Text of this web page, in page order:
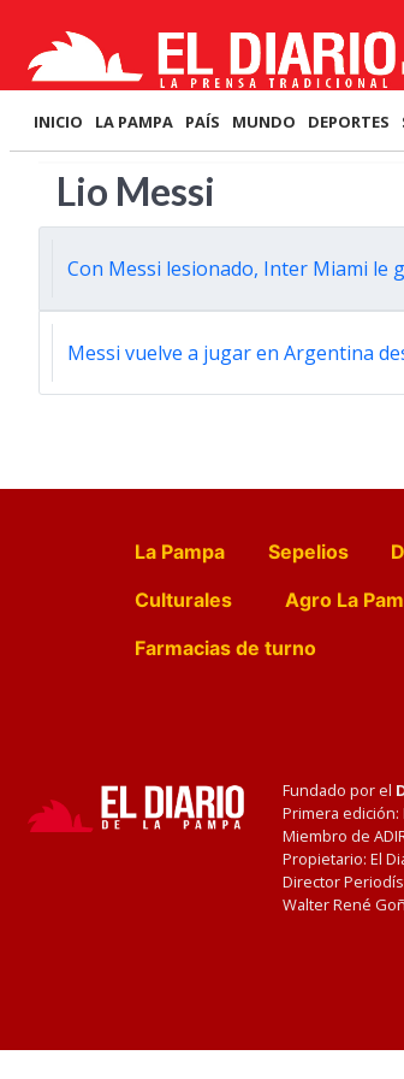
INICIO LA PAMPA PAÍS MUNDO DEPORTES
Lio Messi
Con Messi lesionado, Inter Miami le
Messi vuelve a jugar en Argentina
La Pampa Sepelios
Culturales
Agro La
Farmacias de turno
Fundado por el
Primera edición:
Miembro de
Propietario: El
Director
Walter René